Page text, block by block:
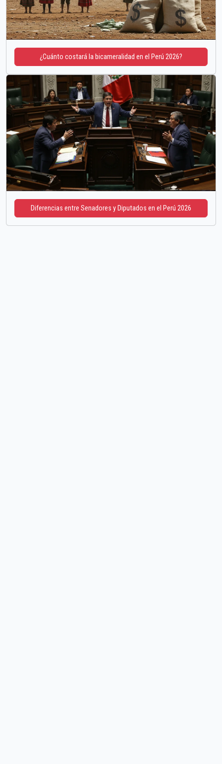
¿Cuánto costará la bicameralidad en el Perú 2026?
Diferencias entre Senadores y Diputados en el Perú 2026